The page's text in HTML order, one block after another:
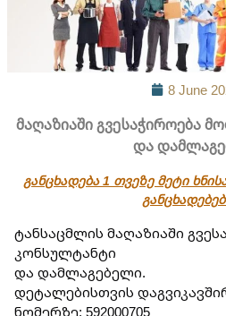
8 June
მაღაზიაში გვესაჭიროება
და
განცხადება 1 თვეზე მეტი
ტანსაცმლის მაღაზიაში
კონსულტანტი
და დამლაგებელი.
დეტალებისთვის
ნომერზე: 592000705